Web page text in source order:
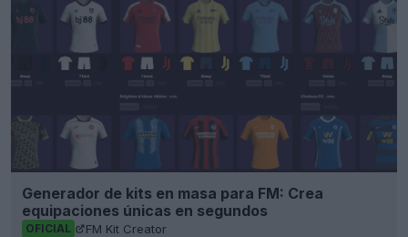
Generador de kits en masa para FM: Crea
equipaciones únicas en segundos
OFICIAL FM Kit Creator